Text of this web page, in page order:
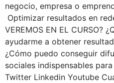
negocio, empresa o
Optimizar resultados en
VEREMOS EN EL CURSO?
ayudarme a obtener
¿Cómo puedo conseguir
sociales indispensables
Twitter Linkedin Youtube